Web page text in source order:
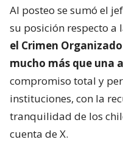
Al posteo se sumó el
su posición respecto a
el Crimen
mucho más que una
compromiso total y
instituciones, con la
tranquilidad de los
cuenta de X.